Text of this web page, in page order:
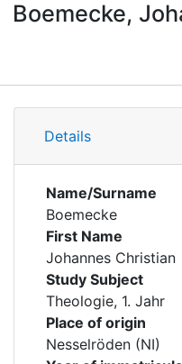
Boemecke,
Details
Name/Surname
Boemecke
First Name
Johannes Christian
Study Subject
Theologie, 1. Jahr
Place of origin
Nesselröden (NI)